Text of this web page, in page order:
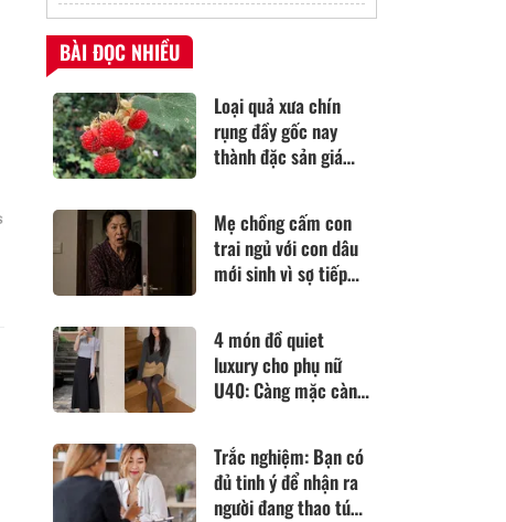
BÀI ĐỌC NHIỀU
Loại quả xưa chín
rụng đầy gốc nay
thành đặc sản giá
một lần thu hoạch
nhiều năm, tốt cho
sức khỏe
Mẹ chồng cấm con
trai ngủ với con dâu
mới sinh vì sợ tiếp
đêm tỉnh giấc, bà
tím mặt
4 món đồ quiet
luxury cho phụ nữ
U40: Càng mặc càng
đẹp
Trắc nghiệm: Bạn có
đủ tinh ý để nhận ra
người đang thao túng